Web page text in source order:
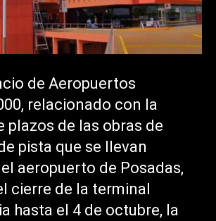
de Aeropuertos
relacionado con la
plazos de las obras de
pista que se llevan
aeropuerto de Posadas,
cierre de la terminal
hasta el 4 de octubre, la